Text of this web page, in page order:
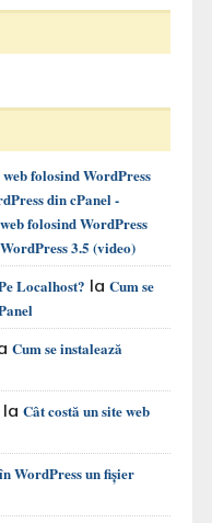
folosind WordPress
din cPanel -
folosind WordPress
3.5 (video)
Localhost? la Cum se
Cum se instalează
la Cât costă un site web
WordPress un fișier